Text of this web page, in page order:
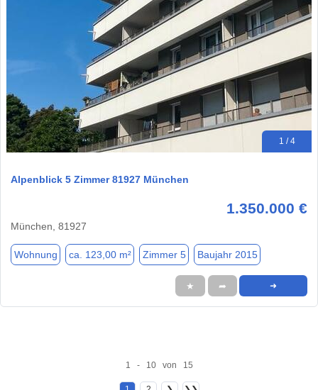
1 / 4
Alpenblick 5 Zimmer 81927 München
1.350.000 €
München, 81927
Wohnung ca. 123,00 m² Zimmer 5 Baujahr 2015
★ ➦ ➜
1 - 10 von 15